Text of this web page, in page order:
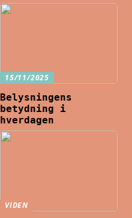
15/11/2025
Belysningens
betydning i
hverdagen
VIDEN